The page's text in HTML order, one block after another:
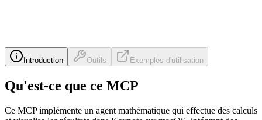
Introduction Outils Exemples d'utilisation
Qu'est-ce que ce MCP
Ce MCP implémente un agent mathématique qui effectue des calculs